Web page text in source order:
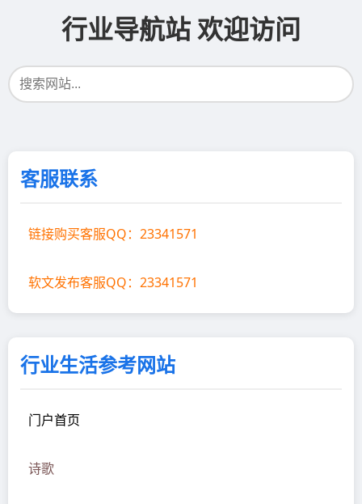
行业导航站 欢迎访问
客服联系
链接购买客服QQ：23341571
软文发布客服QQ：23341571
行业生活参考网站
门户首页
诗歌